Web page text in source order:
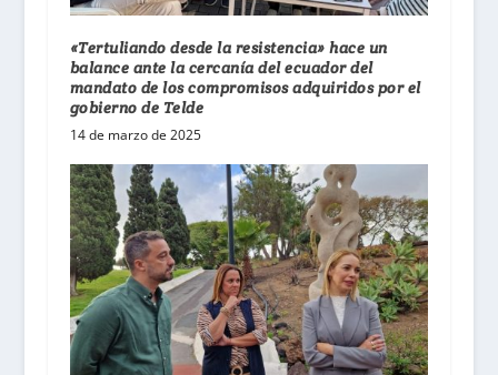
«Tertuliando desde la resistencia» hace un
balance ante la cercanía del ecuador del
mandato de los compromisos adquiridos por el
gobierno de Telde
14 de marzo de 2025